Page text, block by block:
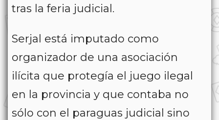
tras la feria judicial.
Serjal está imputado como
organizador de una asociación
ilícita que protegía el juego ilegal
en la provincia y que contaba no
sólo con el paraguas judicial sino